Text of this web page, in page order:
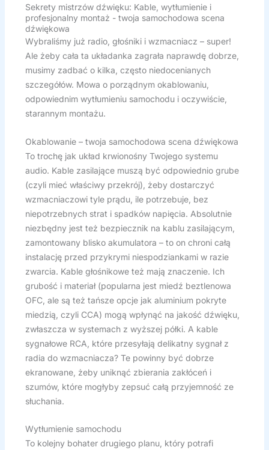
Sekrety mistrzów dźwięku: Kable, wytłumienie i
profesjonalny montaż - twoja samochodowa scena
dźwiękowa
Wybraliśmy już radio, głośniki i wzmacniacz – super!
Ale żeby cała ta układanka zagrała naprawdę dobrze,
musimy zadbać o kilka, często niedocenianych
szczegółów. Mowa o porządnym okablowaniu,
odpowiednim wytłumieniu samochodu i oczywiście,
starannym montażu.
Okablowanie – twoja samochodowa scena dźwiękowa
To trochę jak układ krwionośny Twojego systemu
audio. Kable zasilające muszą być odpowiednio grube
(czyli mieć właściwy przekrój), żeby dostarczyć
wzmacniaczowi tyle prądu, ile potrzebuje, bez
niepotrzebnych strat i spadków napięcia. Absolutnie
niezbędny jest też bezpiecznik na kablu zasilającym,
zamontowany blisko akumulatora – to on chroni całą
instalację przed przykrymi niespodziankami w razie
zwarcia. Kable głośnikowe też mają znaczenie. Ich
grubość i materiał (popularna jest miedź beztlenowa
OFC, ale są też tańsze opcje jak aluminium pokryte
miedzią, czyli CCA) mogą wpłynąć na jakość dźwięku,
zwłaszcza w systemach z wyższej półki. A kable
sygnałowe RCA, które przesyłają delikatny sygnał z
radia do wzmacniacza? Te powinny być dobrze
ekranowane, żeby uniknąć zbierania zakłóceń i
szumów, które mogłyby zepsuć całą przyjemność ze
słuchania.
Wytłumienie samochodu
To kolejny bohater drugiego planu, który potrafi